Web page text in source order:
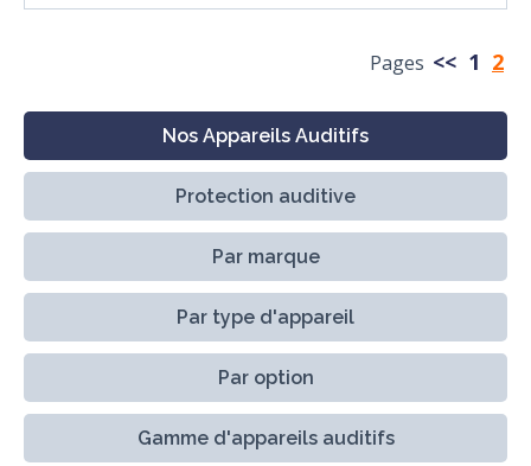
Pages << 1 2
Nos Appareils Auditifs
Protection auditive
Par marque
Par type d'appareil
Par option
Gamme d'appareils auditifs